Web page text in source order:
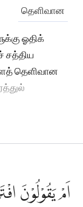
தெளிவான
ஓதிக்
சத்திய
தெளிவான
اَمْ يَقُوْلُوْنَ